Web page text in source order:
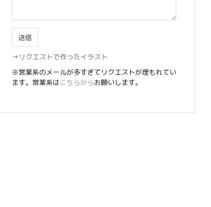
→リクエストで作ったイラスト
※営業系のメールが多すぎてリクエストが埋もれてい
ます。営業系はこちらからお願いします。